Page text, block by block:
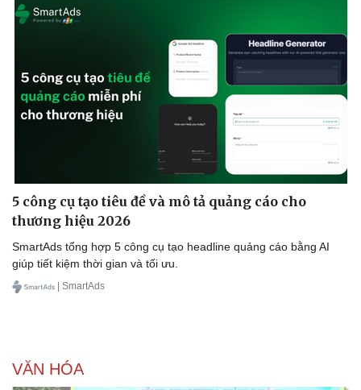
Doanh nghiệp
Thông tin doanh nghiệp
Doanh nghiệp 24h
Doanh nhân
Công nghệ
5 công cụ tạo tiêu đề và mô tả quảng cáo cho
thương hiệu 2026
SmartAds tổng hợp 5 công cụ tạo headline quảng cáo bằng AI
giúp tiết kiệm thời gian và tối ưu.
| SmartAds
VĂN HÓA